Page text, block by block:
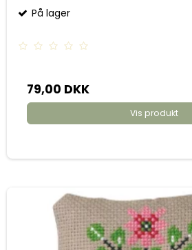
På lager
79,00 DKK
Vis produkt